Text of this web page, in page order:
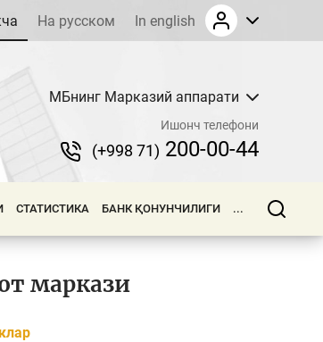
На русском In english
МБнинг Марказий аппарати
Ишонч телефони
(+998 71) 200-00-44
СТАТИСТИКА БАНК ҚОНУНЧИЛИГИ ...
маркази